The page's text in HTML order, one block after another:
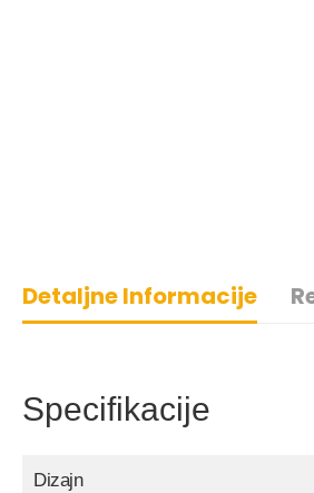
Detaljne Informacije
Specifikacije
Dizajn